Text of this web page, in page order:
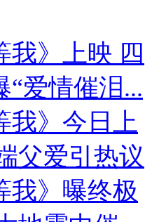
我》上映 四
“爱情催泪...
我》今日上
父爱引热议
我》曝终极